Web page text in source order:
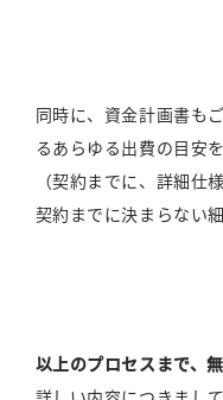
同時に、資金計画書も
るあらゆる出費の目安
（契約までに、詳細仕
契約までに決まらない
以上のプロセスまで、